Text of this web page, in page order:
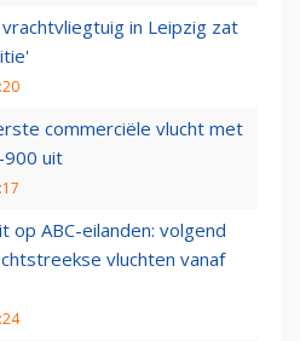
in Leipzig zat
commerciële vlucht met
900 uit
op ABC-eilanden: volgend
vluchten vanaf